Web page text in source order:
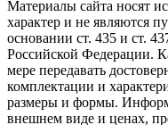
Материалы сайта носят
характер и не являются
основании ст. 435 и ст.
Российской Федерации.
мере передавать
комплектации и
размеры и формы.
внешнем виде и ценах,